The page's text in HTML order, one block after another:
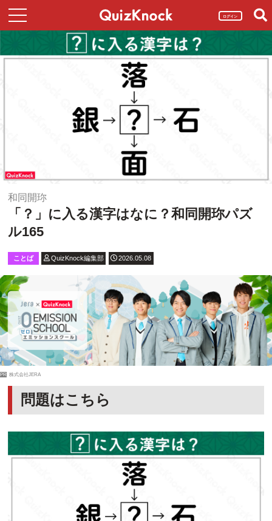
ログイン
和同開珎
「？」に入る漢字はなに？和同開珎パズ
ル165
ことば QuizKnock編集部 2026.05.08
PR 株式会社JERA
問題はこちら